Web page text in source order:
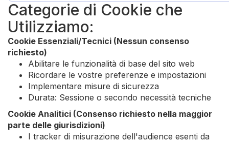
Categorie di Cookie che
Utilizziamo:
Cookie Essenziali/Tecnici (Nessun consenso
richiesto)
Abilitare le funzionalità di base del sito web
Ricordare le vostre preferenze e impostazioni
Implementare misure di sicurezza
Durata: Sessione o secondo necessità tecniche
Cookie Analitici (Consenso richiesto nella maggior
parte delle giurisdizioni)
I tracker di misurazione dell'audience esenti da